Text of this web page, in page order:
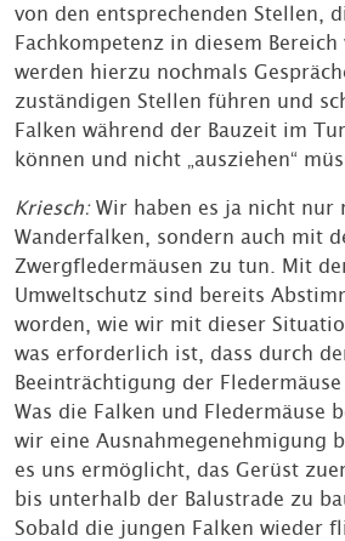
von den entsprechenden Stellen,
Fachkompetenz in diesem
werden hierzu nochmals
zuständigen Stellen führen und
Falken während der Bauzeit im
können und nicht „ausziehen“
Kriesch:Wir haben es ja nicht nur
Wanderfalken, sondern auch mit
Zwergfledermäusen zu tun. Mit
Umweltschutz sind bereits
worden, wie wir mit dieser
was erforderlich ist, dass durch
Beeinträchtigung der
Was die Falken und Fledermäuse
wir eine Ausnahmegenehmigung
es uns ermöglicht, das Gerüst
bis unterhalb der Balustrade zu
Sobald die jungen Falken wieder